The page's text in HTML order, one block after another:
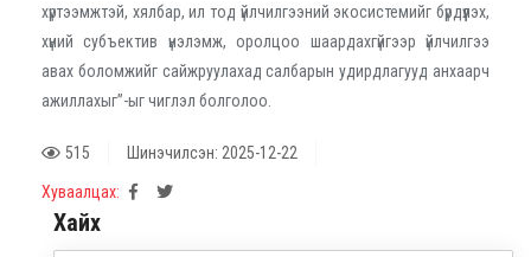
хүртээмжтэй, хялбар, ил тод үйлчилгээний экосистемийг бүрдүүлэх,
хүний субъектив үнэлэмж, оролцоо шаардахгүйгээр үйлчилгээ
авах боломжийг сайжруулахад салбарын удирдлагууд анхаарч
ажиллахыг”-ыг чиглэл болголоо.
515 Шинэчилсэн: 2025-12-22
Хуваалцах:
Хайх